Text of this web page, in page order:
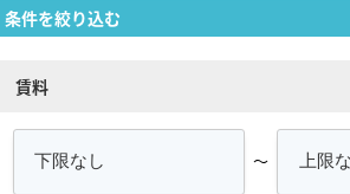
条件を絞り込む
賃料
～